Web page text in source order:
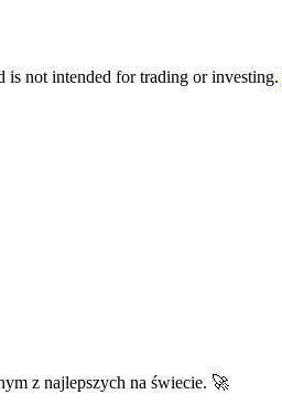
not intended for trading or investing.
z najlepszych na świecie. 🚀